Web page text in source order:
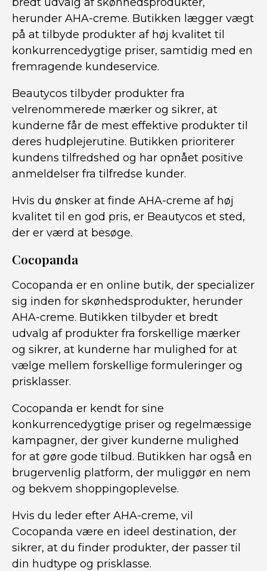
herunder AHA-creme. Butikken lægger vægt
på at tilbyde produkter af høj kvalitet til
konkurrencedygtige priser, samtidig med en
fremragende kundeservice.
Beautycos tilbyder produkter fra
velrenommerede mærker og sikrer, at
kunderne får de mest effektive produkter til
deres hudplejerutine. Butikken prioriterer
kundens tilfredshed og har opnået positive
anmeldelser fra tilfredse kunder.
Hvis du ønsker at finde AHA-creme af høj
kvalitet til en god pris, er Beautycos et sted,
der er værd at besøge.
Cocopanda
Cocopanda er en online butik, der specializer
sig inden for skønhedsprodukter, herunder
AHA-creme. Butikken tilbyder et bredt
udvalg af produkter fra forskellige mærker
og sikrer, at kunderne har mulighed for at
vælge mellem forskellige formuleringer og
prisklasser.
Cocopanda er kendt for sine
konkurrencedygtige priser og regelmæssige
kampagner, der giver kunderne mulighed
for at gøre gode tilbud. Butikken har også en
brugervenlig platform, der muliggør en nem
og bekvem shoppingoplevelse.
Hvis du leder efter AHA-creme, vil
Cocopanda være en ideel destination, der
sikrer, at du finder produkter, der passer til
din hudtype og prisklasse.